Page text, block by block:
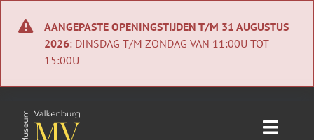
naar
AANGEPASTE OPENINGSTIJDEN T/M 31 AUGUSTUS
2026: DINSDAG T/M ZONDAG VAN 11:00U TOT
15:00U
Toggle